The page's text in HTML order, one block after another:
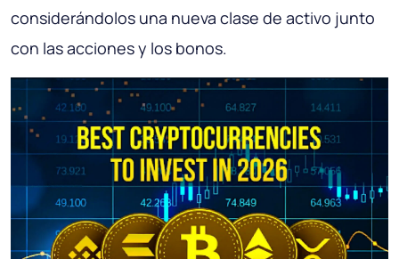
considerándolos una nueva clase de activo junto
con las acciones y los bonos.